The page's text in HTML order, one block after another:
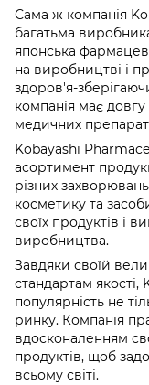
Сама ж компанія
багатьма
японська
на виробництві і
здоров'я-
компанія має довгу
медичних
Kobayashi
асортимент
різних
косметику та
своїх продуктів і
виробництва.
Завдяки своїй
стандартам
популярність не
ринку. Компанія
вдосконаленням
продуктів, щоб
всьому світі.